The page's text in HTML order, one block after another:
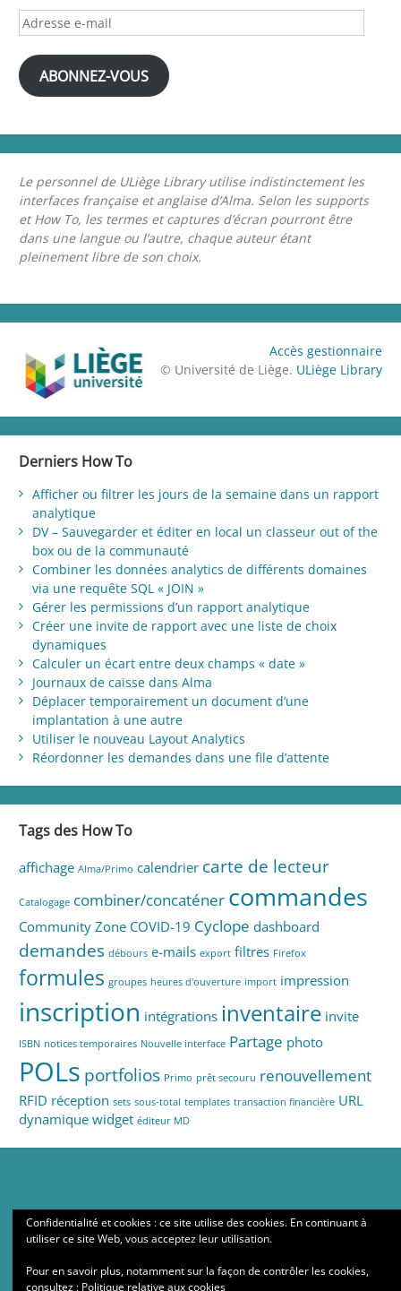
Adresse
e-
mail
ABONNEZ-VOUS
Le personnel de ULiège Library utilise indistinctement les
interfaces française et anglaise d’Alma. Selon les supports
et How To, les termes et captures d’écran pourront être
dans une langue ou l’autre, chaque auteur étant
pleinement libre de son choix.
Accès gestionnaire
© Université de Liège. ULiège Library
Derniers How To
Afficher ou filtrer les jours de la semaine dans un rapport
analytique
DV – Sauvegarder et éditer en local un classeur out of the
box ou de la communauté
Combiner les données analytics de différents domaines
via une requête SQL « JOIN »
Gérer les permissions d’un rapport analytique
Créer une invite de rapport avec une liste de choix
dynamiques
Calculer un écart entre deux champs « date »
Journaux de caisse dans Alma
Déplacer temporairement un document d’une
implantation à une autre
Utiliser le nouveau Layout Analytics
Réordonner les demandes dans une file d’attente
Tags des How To
affichage Alma/Primo calendrier carte de lecteur
Catalogage combiner/concaténer commandes
Community Zone COVID-19 Cyclope dashboard
demandes débours e-mails export filtres Firefox
formules groupes heures d'ouverture import impression
inscription intégrations inventaire invite
ISBN notices temporaires Nouvelle interface Partage photo
POLs portfolios Primo prêt secouru renouvellement
RFID réception sets sous-total templates transaction financière URL
dynamique widget éditeur MD
Confidentialité et cookies : ce site utilise des cookies. En continuant à
utiliser ce site Web, vous acceptez leur utilisation.
Pour en savoir plus, notamment sur la façon de contrôler les cookies,
consultez : Politique relative aux cookies